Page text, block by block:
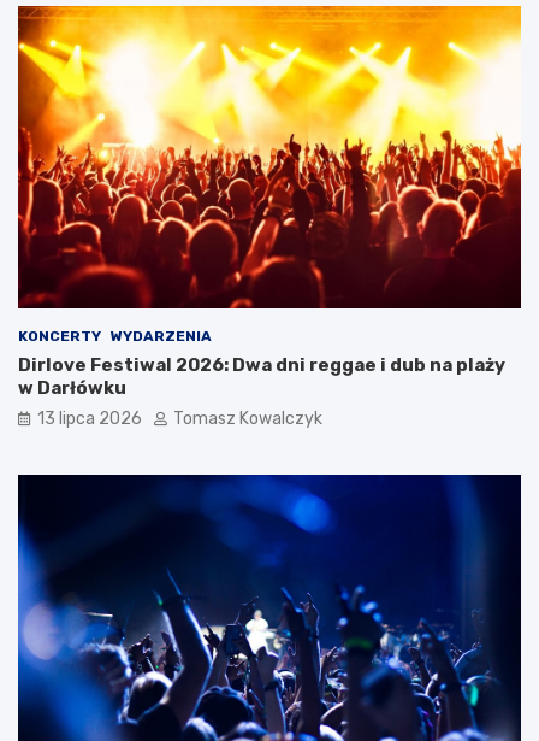
KONCERTY WYDARZENIA
Dirlove Festiwal 2026: Dwa dni reggae i dub na plaży
w Darłówku
13 lipca 2026 Tomasz Kowalczyk